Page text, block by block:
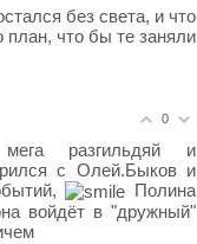
без света, и что
план, что бы те заняли
0
разгильдяй и
с Олей.Быков и
Полина
войдёт в "дружный"